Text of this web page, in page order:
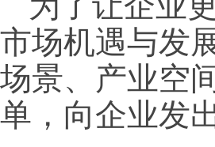
市场机遇与发
场景、产业空
单，向企业发